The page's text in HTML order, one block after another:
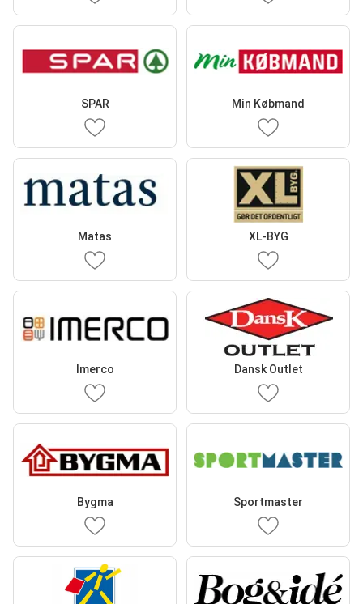
SPAR Min Købmand
Matas XL-BYG
Imerco Dansk Outlet
Bygma Sportmaster